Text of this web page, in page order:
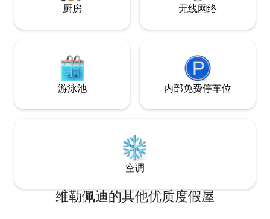
厨房 无线网络
游泳池 内部免费停车位
空调
维勒佩迪的其他优质度假屋